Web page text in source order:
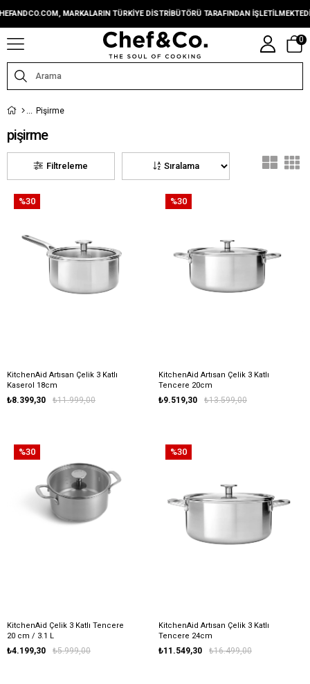
MARKALARIN TÜRKIYE DISTRIBÜTÖRÜ TARAFINDAN IŞLETILMEKTEDIR.
0
Pişirme
pişirme
Filtreleme Sıralama
KitchenAid Artısan Çelik 3 Katlı
Kaserol 18cm
₺8.399,30 ₺11.999,00
%30
KitchenAid Artısan Çelik 3 Katlı
Tencere 20cm
₺9.519,30 ₺13.599,00
%30
KitchenAid Çelik 3 Katlı Tencere
20 cm / 3.1 L
₺4.199,30 ₺5.999,00
%30
KitchenAid Artısan Çelik 3 Katlı
Tencere 24cm
₺11.549,30 ₺16.499,00
%30